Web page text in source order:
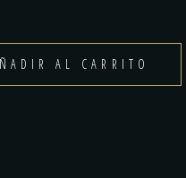
AL CARRITO